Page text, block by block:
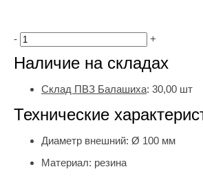
- +
Наличие на складах
Склад ПВЗ Балашиха: 30,00 шт
Технические
Диаметр внешний: Ø 100 мм
Материал: резина